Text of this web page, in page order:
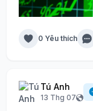
0 Yêu thích
Tú Anh
13 Thg 07